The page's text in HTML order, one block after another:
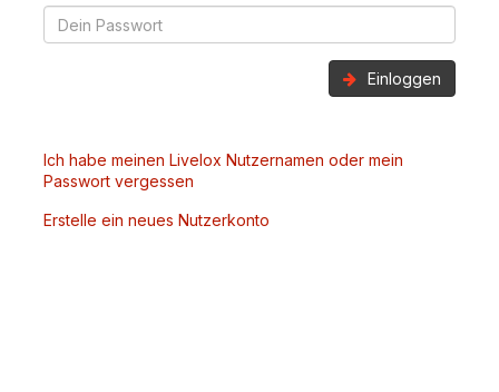
Einloggen
Ich habe meinen Livelox Nutzernamen oder mein
Passwort vergessen
Erstelle ein neues Nutzerkonto